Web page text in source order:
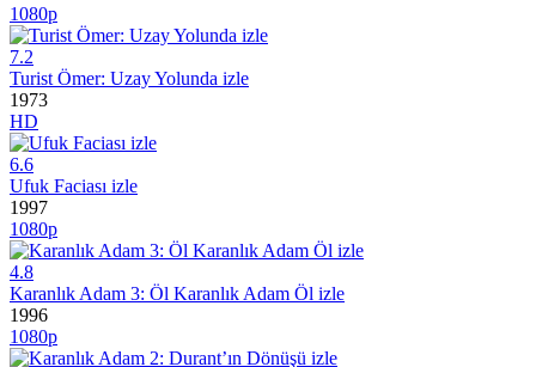
1080p
7.2
Turist Ömer: Uzay Yolunda izle
1973
HD
6.6
Ufuk Faciası izle
1997
1080p
4.8
Karanlık Adam 3: Öl Karanlık Adam Öl izle
1996
1080p